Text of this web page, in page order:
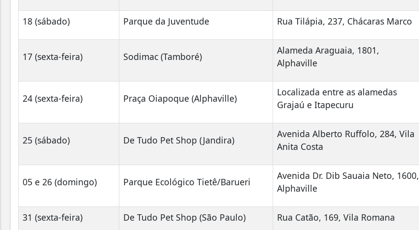
18 (sábado) Parque da Juventude Rua Tilápia, 237, Chácaras Marco
17 (sexta-feira) Sodimac (Tamboré)
Alameda Araguaia, 1801,
Alphaville
24 (sexta-feira) Praça Oiapoque (Alphaville)
Localizada entre as alamedas
Grajaú e Itapecuru
25 (sábado) De Tudo Pet Shop (Jandira)
Avenida Alberto Ruffolo, 284, Vila
Anita Costa
05 e 26 (domingo) Parque Ecológico Tietê/Barueri
Avenida Dr. Dib Sauaia Neto, 1600,
Alphaville
31 (sexta-feira) De Tudo Pet Shop (São Paulo) Rua Catão, 169, Vila Romana